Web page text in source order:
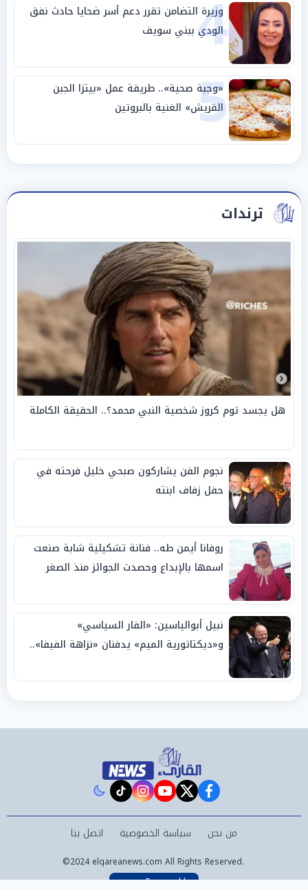
4
وزيرة التضامن تقرر دعم أسر ضحايا حادث نفق
الودي ببني سويف
5
«وجبة صحية».. طريقة عمل «بيتزا الجبن
القريش» الغنية بالبروتين
ترندات
هل يجسد توم كروز شخصية النبي محمد؟.. الحقيقة الكاملة
نجوم الفن يشاركون صبحي خليل فرحته في
حفل زفاف ابنته
روفانا أيمن طه.. فنانة تشكيلية شابة صنعت
اسمها بالإبداع وحصدت الجوائز منذ الصغر
نبيل أبوالياسين: «الفار السياسي»
و«ديكتاتورية الميم» يدفنان «نزاهة الفيفا»..
facebook
twitter
youtube
instagram
tiktok
من نحن سياسة الخصوصية اتصل بنا
©2024 elqareanews.com All Rights Reserved.
Powered by